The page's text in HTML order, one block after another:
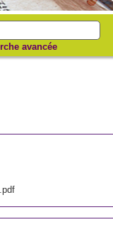
avancée